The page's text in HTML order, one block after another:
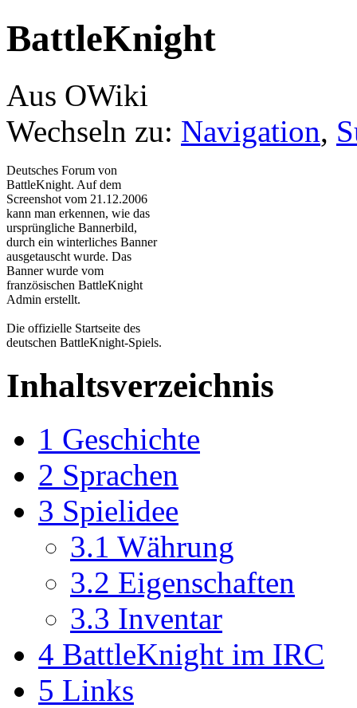
BattleKnight
Aus OWiki
Wechseln zu: Navigation,
Deutsches Forum von
BattleKnight. Auf dem
Screenshot vom 21.12.2006
kann man erkennen, wie das
ursprüngliche Bannerbild,
durch ein winterliches Banner
ausgetauscht wurde. Das
Banner wurde vom
französischen BattleKnight
Admin erstellt.
Die offizielle Startseite des
deutschen BattleKnight-Spiels.
Inhaltsverzeichnis
1 Geschichte
2 Sprachen
3 Spielidee
3.1 Währung
3.2 Eigenschaften
3.3 Inventar
4 BattleKnight im IRC
5 Links